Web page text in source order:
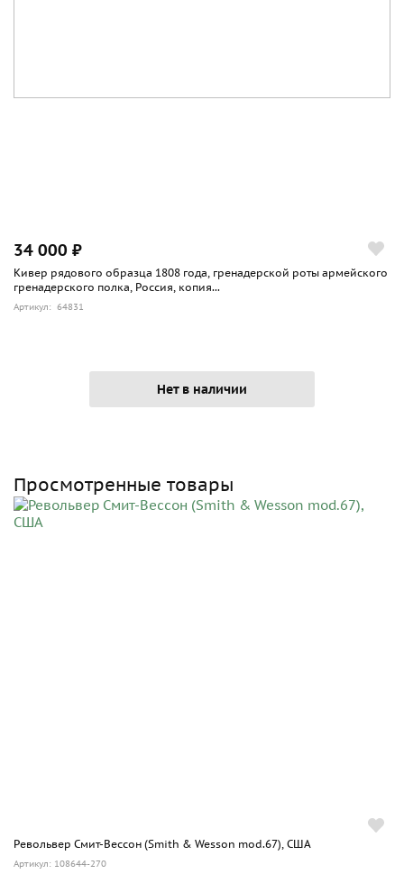
34 000 ₽
Кивер рядового образца 1808 года, гренадерской роты армейского
гренадерского полка, Россия, копия...
Артикул: 64831
Нет в наличии
Просмотренные товары
Револьвер Смит-Вессон (Smith & Wesson mod.67), США
Артикул: 108644-270